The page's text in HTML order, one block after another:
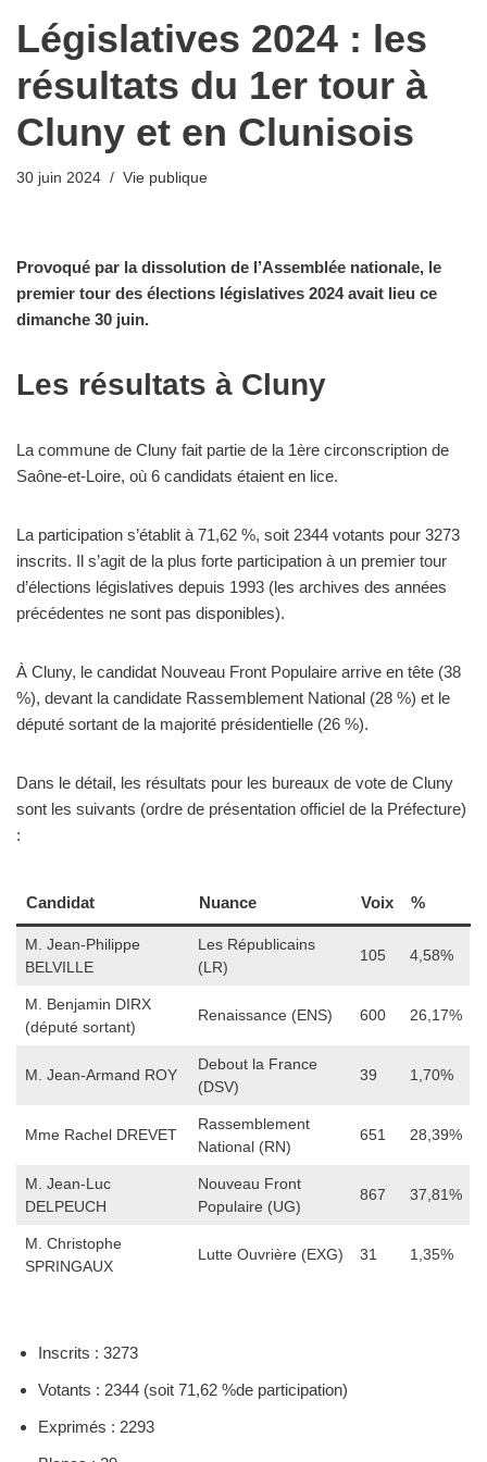
Législatives 2024 : les
résultats du 1er tour à
Cluny et en Clunisois
30 juin 2024 Vie publique
Provoqué par la dissolution de l’Assemblée nationale, le
premier tour des élections législatives 2024 avait lieu ce
dimanche 30 juin.
Les résultats à Cluny
La commune de Cluny fait partie de la 1ère circonscription de
Saône-et-Loire, où 6 candidats étaient en lice.
La participation s’établit à 71,62 %, soit 2344 votants pour 3273
inscrits. Il s’agit de la plus forte participation à un premier tour
d’élections législatives depuis 1993 (les archives des années
précédentes ne sont pas disponibles).
À Cluny, le candidat Nouveau Front Populaire arrive en tête (38
%), devant la candidate Rassemblement National (28 %) et le
député sortant de la majorité présidentielle (26 %).
Dans le détail, les résultats pour les bureaux de vote de Cluny
sont les suivants (ordre de présentation officiel de la Préfecture)
:
Candidat Nuance Voix %
M. Jean-Philippe
BELVILLE
Les Républicains
(LR)
105 4,58%
M. Benjamin DIRX
(député sortant)
Renaissance (ENS) 600 26,17%
M. Jean-Armand ROY
Debout la France
(DSV)
39 1,70%
Mme Rachel DREVET
Rassemblement
National (RN)
651 28,39%
M. Jean-Luc
DELPEUCH
Nouveau Front
Populaire (UG)
867 37,81%
M. Christophe
SPRINGAUX
Lutte Ouvrière (EXG) 31 1,35%
Inscrits : 3273
Votants : 2344 (soit 71,62 %de participation)
Exprimés : 2293